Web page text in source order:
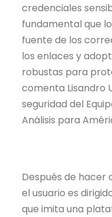
credenciales
fundamental que
fuente de los
los enlaces y
robustas para
comenta Lisandro
seguridad del
Análisis para
Después de hacer
el usuario es
que imita una